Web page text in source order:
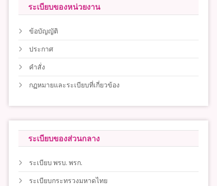
ระเบียบของหน่วยงาน
ข้อบัญญัติ
ประกาศ
คำสั่ง
กฏหมายและระเบียบที่เกี่ยวข้อง
ระเบียบของส่วนกลาง
ระเบียบ พรบ. พรก.
ระเบียบกระทรวงมหาดไทย